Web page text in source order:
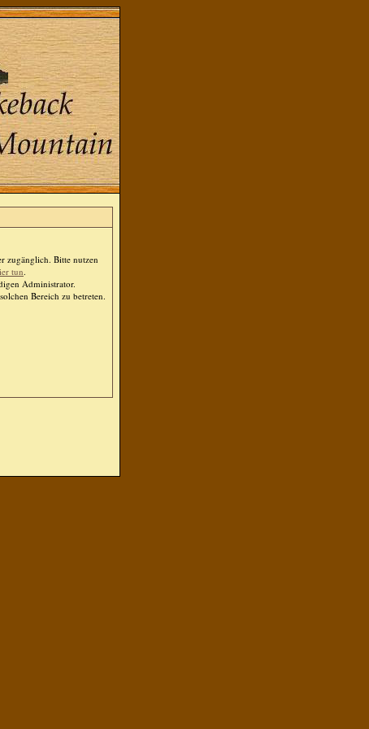
zugänglich. Bitte nutzen
tun.
Administrator.
Bereich zu betreten.